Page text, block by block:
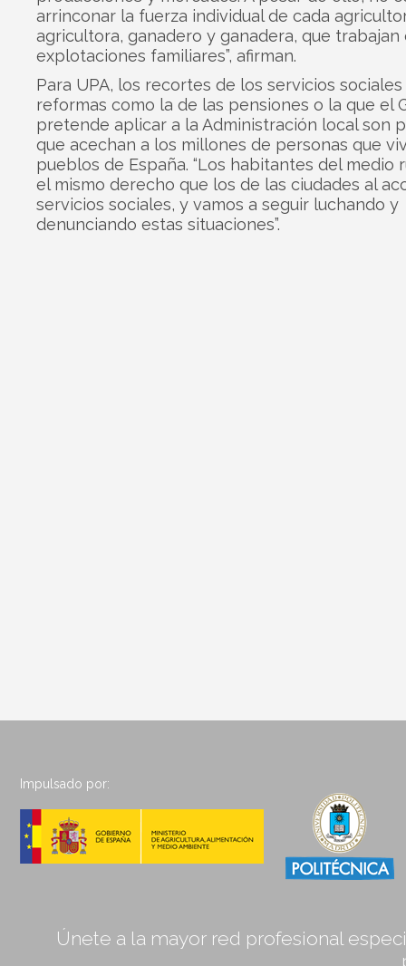
arrinconar la fuerza individual de cada
agricultora, ganadero y ganadera, que trabajan
explotaciones familiares”, afirman.
Para UPA, los recortes de los servicios sociales
reformas como la de las pensiones o la que el
pretende aplicar a la Administración local son
que acechan a los millones de personas que
pueblos de España. “Los habitantes del medio
el mismo derecho que los de las ciudades al
servicios sociales, y vamos a seguir luchando y
denunciando estas situaciones”.
Impulsado por:
Únete a la mayor red profesional